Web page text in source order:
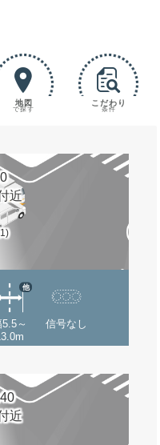
地図
で探す
こだわり
条件
近
～
他
信号なし
近